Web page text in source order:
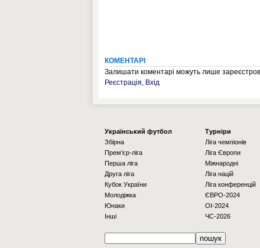
КОМЕНТАРІ
Залишати коментарі можуть лише
Реєстрація, Вхід
Українcький футбол
Збірна
Прем'єр-ліга
Перша ліга
Друга ліга
Кубок України
Молодіжка
Юнаки
Інші
Турніри
Ліга чемпіонів
Ліга Європи
Міжнародні
Ліга націй
Ліга конференцій
ЄВРО-2024
OI-2024
ЧС-2026